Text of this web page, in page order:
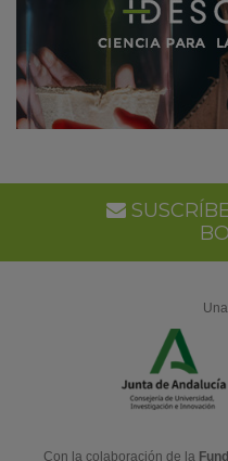
Con la colaboración de la